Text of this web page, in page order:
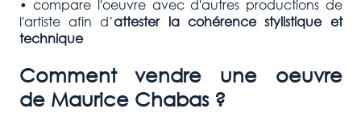
• compare l'oeuvre avec d'autres productions de
l'artiste afin d’attester la cohérence stylistique et
technique
Comment vendre une oeuvre
deMaurice Chabas ?